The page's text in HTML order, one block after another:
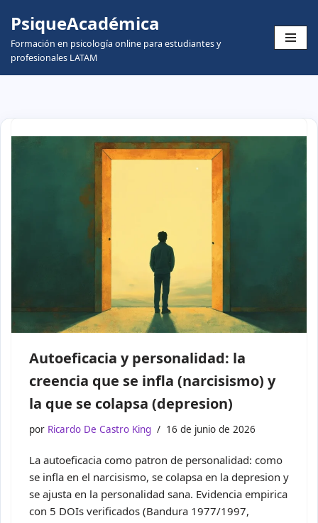
Skip
to
content
PsiqueAcadémica
Formación en psicología online para estudiantes y
profesionales LATAM
Autoeficacia y personalidad: la
creencia que se infla (narcisismo) y
la que se colapsa (depresion)
por Ricardo De Castro King 16 de junio de 2026
La autoeficacia como patron de personalidad: como
se infla en el narcisismo, se colapsa en la depresion y
se ajusta en la personalidad sana. Evidencia empirica
con 5 DOIs verificados (Bandura 1977/1997,